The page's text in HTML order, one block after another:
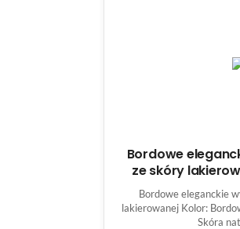
Bordowe
ze skóry
Bordowe eleganckie
lakierowanej Kolor:
Skóra